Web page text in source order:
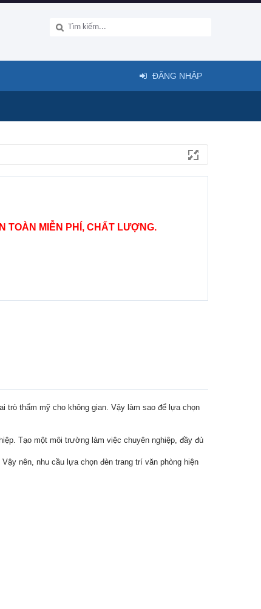
TOÀN MIỄN PHÍ, CHẤT LƯỢNG.
trò thẩm mỹ cho không gian. Vậy làm sao để lựa chọn
Tạo một môi trường làm việc chuyên nghiệp, đầy đủ
nên, nhu cầu lựa chọn đèn trang trí văn phòng hiện
ĐĂNG NHẬP